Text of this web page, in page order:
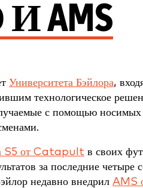
AMS
Университета Бэйлора,
технологическое
с помощью
S5 от Catapult в своих
за последние четыре
недавно внедрил AMS